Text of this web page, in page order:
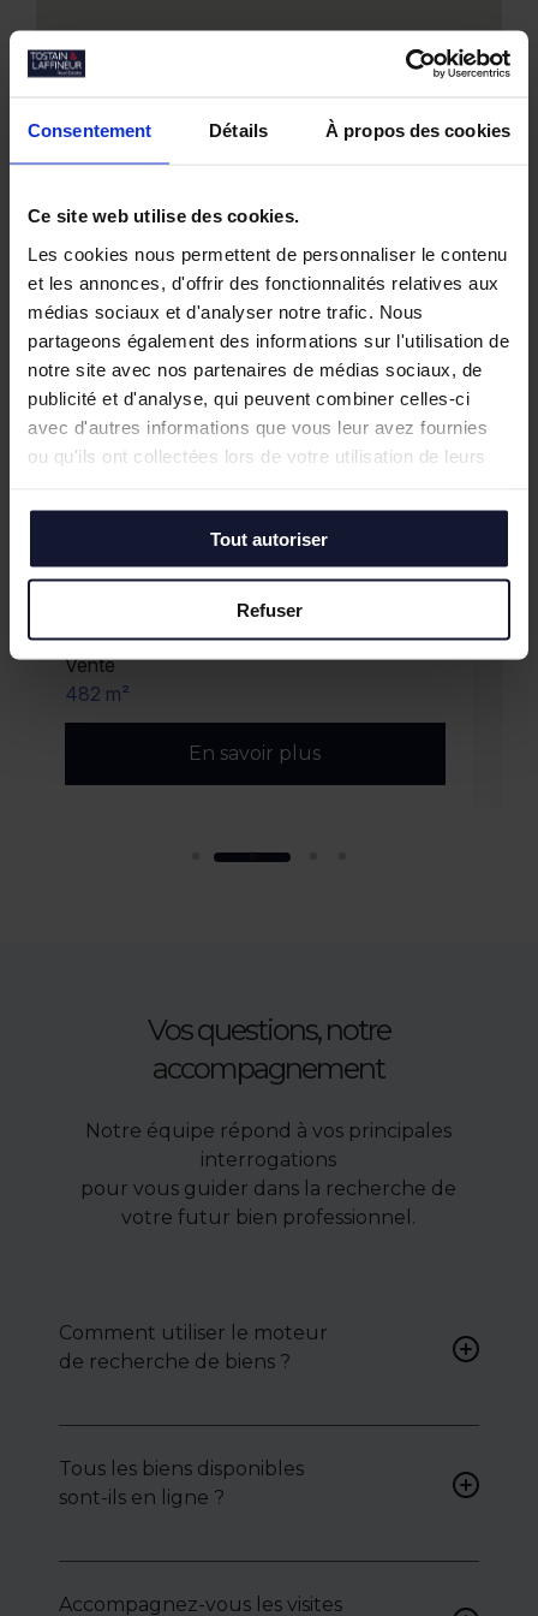
Consentement Détails À propos des cookies
Ce site web utilise des cookies.
Les cookies nous permettent de personnaliser le contenu
et les annonces, d'offrir des fonctionnalités relatives aux
médias sociaux et d'analyser notre trafic. Nous
partageons également des informations sur l'utilisation de
notre site avec nos partenaires de médias sociaux, de
publicité et d'analyse, qui peuvent combiner celles-ci
avec d'autres informations que vous leur avez fournies
ou qu'ils ont collectées lors de votre utilisation de leurs
Tout autoriser
Refuser
Nos biens similaires
Location
1 000 m²
En savoir plus
Vos questions, notre
accompagnement
Notre équipe répond à vos principales
interrogations
pour vous guider dans la recherche de
votre futur bien professionnel.
Comment utiliser le moteur
de recherche de biens ?
pour accéder à une liste de
biens ciblés.
Tous les biens disponibles
sont-ils en ligne ?
Accompagnez-vous les visites